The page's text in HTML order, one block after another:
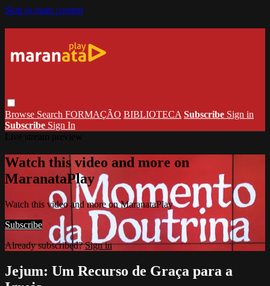
Skip to main content
Browse Search FORMAÇÃO BIBLIOTECA Subscribe Sign in
Subscribe Sign In
Watch this video and more on
MaranataPlay
Watch this video and more on MaranataPlay
Subscribe
Already subscribed?Sign in
Jejum: Um Recurso de Graça para a